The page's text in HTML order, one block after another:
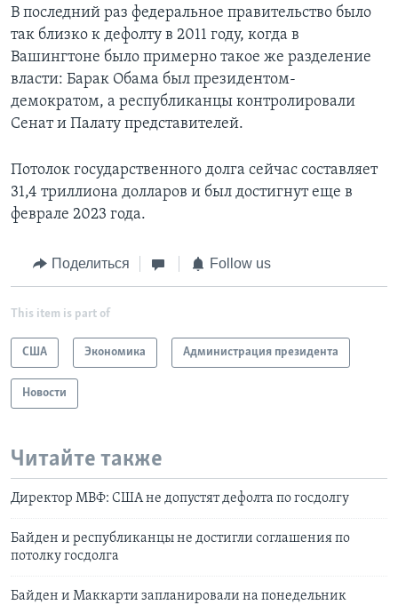
В последний раз федеральное правительство было
так близко к дефолту в 2011 году, когда в
Вашингтоне было примерно такое же разделение
власти: Барак Обама был президентом-
демократом, а республиканцы контролировали
Сенат и Палату представителей.
Потолок государственного долга сейчас составляет
31,4 триллиона долларов и был достигнут еще в
феврале 2023 года.
Поделиться Follow us
This item is part of
США Экономика Администрация президента
Новости
Читайте также
Директор МВФ: США не допустят дефолта по госдолгу
Байден и республиканцы не достигли соглашения по
потолку госдолга
Байден и Маккарти запланировали на понедельник